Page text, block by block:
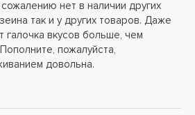
нет в наличии других
так и у других товаров. Даже
галочка вкусов больше, чем
пожалуйста,
довольна.